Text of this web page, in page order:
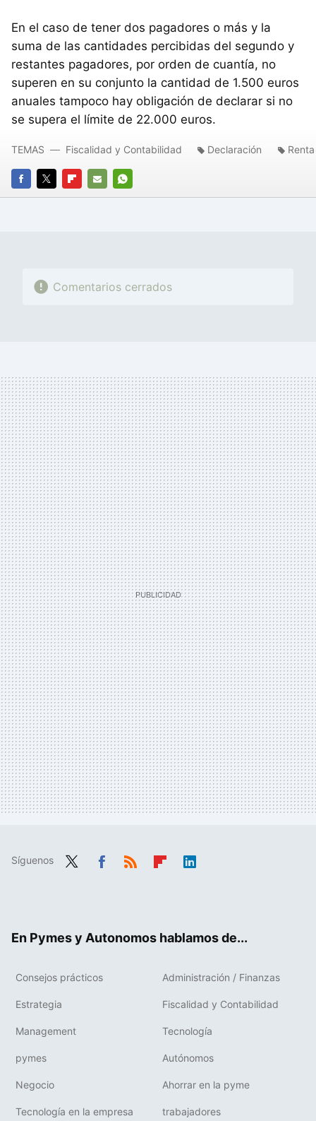
En el caso de tener dos pagadores o más y la
suma de las cantidades percibidas del segundo y
restantes pagadores, por orden de cuantía, no
superen en su conjunto la cantidad de 1.500 euros
anuales tampoco hay obligación de declarar si no
se supera el límite de 22.000 euros.
FACEBOOK
TWITTERFLIPBOARD
E-
WHATSAPP
TEMAS Fiscalidad y Contabilidad Declaración Renta
Comentarios cerrados
Síguenos
En Pymes y Autonomos hablamos de...
Consejos prácticos Administración / Finanzas
Estrategia Fiscalidad y Contabilidad
Management Tecnología
pymes Autónomos
Negocio Ahorrar en la pyme
Tecnología en la empresa trabajadores